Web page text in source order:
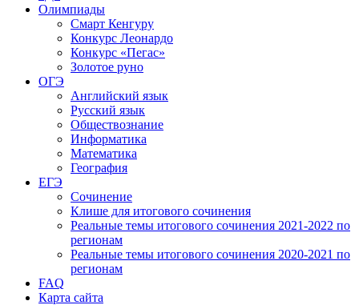
Олимпиады
Смарт Кенгуру
Конкурс Леонардо
Конкурс «Пегас»
Золотое руно
ОГЭ
Английский язык
Русский язык
Обществознание
Информатика
Математика
География
ЕГЭ
Cочинение
Клише для итогового сочинения
Реальные темы итогового сочинения 2021-2022 по
регионам
Реальные темы итогового сочинения 2020-2021 по
регионам
FAQ
Карта сайта